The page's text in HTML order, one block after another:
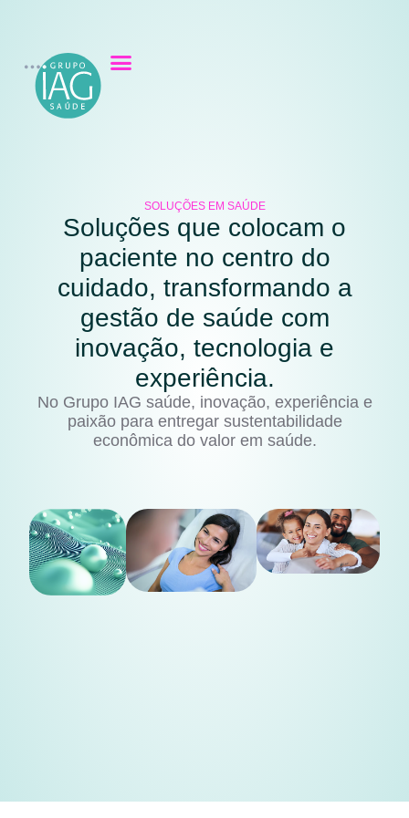
SOLUÇÕES EM SAÚDE
Soluções que colocam o
paciente no centro do
cuidado, transformando a
gestão de saúde com
inovação, tecnologia e
experiência.
No Grupo IAG saúde, inovação, experiência e
paixão para entregar sustentabilidade
econômica do valor em saúde.